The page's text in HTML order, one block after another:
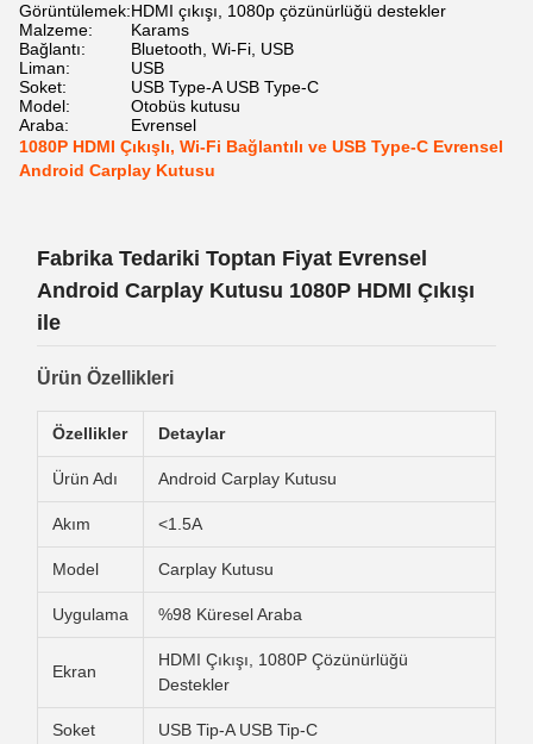
Görüntülemek:HDMI çıkışı, 1080p çözünürlüğü destekler
Malzeme:
Karams
Bağlantı:
Bluetooth, Wi-Fi, USB
Liman:
USB
Soket:
USB Type-A USB Type-C
Model:
Otobüs kutusu
Araba:
Evrensel
1080P HDMI Çıkışlı, Wi-Fi Bağlantılı ve USB Type-C Evrensel
Android Carplay Kutusu
Fabrika Tedariki Toptan Fiyat Evrensel
Android Carplay Kutusu 1080P HDMI Çıkışı
ile
Ürün Özellikleri
Özellikler Detaylar
Ürün Adı Android Carplay Kutusu
Akım <1.5A
Model Carplay Kutusu
Uygulama %98 Küresel Araba
Ekran
HDMI Çıkışı, 1080P Çözünürlüğü
Destekler
Soket USB Tip-A USB Tip-C